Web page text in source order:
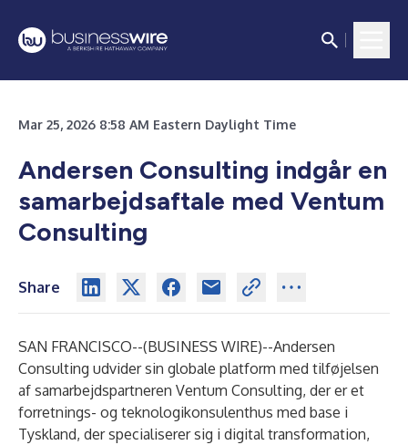
Mar 25, 2026 8:58 AM Eastern Daylight Time
Andersen Consulting indgår en
samarbejdsaftale med Ventum
Consulting
Share
SAN FRANCISCO--(BUSINESS WIRE)--Andersen
Consulting udvider sin globale platform med tilføjelsen
af samarbejdspartneren Ventum Consulting, der er et
forretnings- og teknologikonsulenthus med base i
Tyskland, der specialiserer sig i digital transformation,